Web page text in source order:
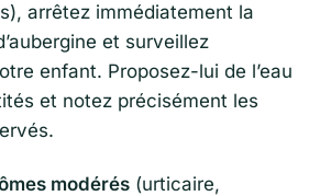
arrêtez immédiatement la
et surveillez
enfant. Proposez-lui de l’eau
et notez précisément les
modérés (urticaire,